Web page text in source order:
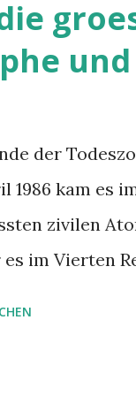
Sie fahren
und
der
1986 kam es
zivilen
im Vierten